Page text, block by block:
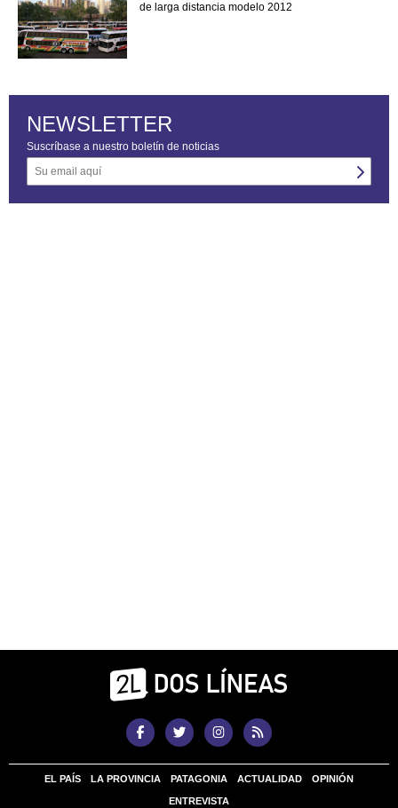
de larga distancia modelo 2012
NEWSLETTER
Suscríbase a nuestro boletín de noticias
EL PAÍS LA PROVINCIA PATAGONIA ACTUALIDAD OPINIÓN
ENTREVISTA